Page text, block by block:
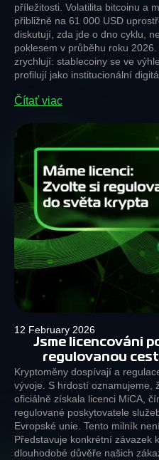
příležitosti. Volatilita bitcoinu a
přibližně na 61 000 USD
diskutují, zda jde o dno cyklu,
poklesem v průběhu roku
zrychlují: stablecoiny se ve
profilují jako institucionální
Čítať viac
12 February 2026
Jsme licencováni
regulovanou
Kryptoměny dospívají a
vývoje. S hrdostí oznamujeme,
oficiálně získala licenci MiCA,
regulované poskytovatele
Evropské unie. Tento milník
Představuje konkrétní závazek
dlouhodobé důvěře našich